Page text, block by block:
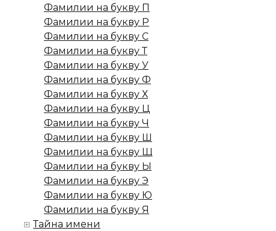
Фамилии на букву П
Фамилии на букву Р
Фамилии на букву С
Фамилии на букву Т
Фамилии на букву У
Фамилии на букву Ф
Фамилии на букву Х
Фамилии на букву Ц
Фамилии на букву Ч
Фамилии на букву Ш
Фамилии на букву Щ
Фамилии на букву Ы
Фамилии на букву Э
Фамилии на букву Ю
Фамилии на букву Я
Тайна имени